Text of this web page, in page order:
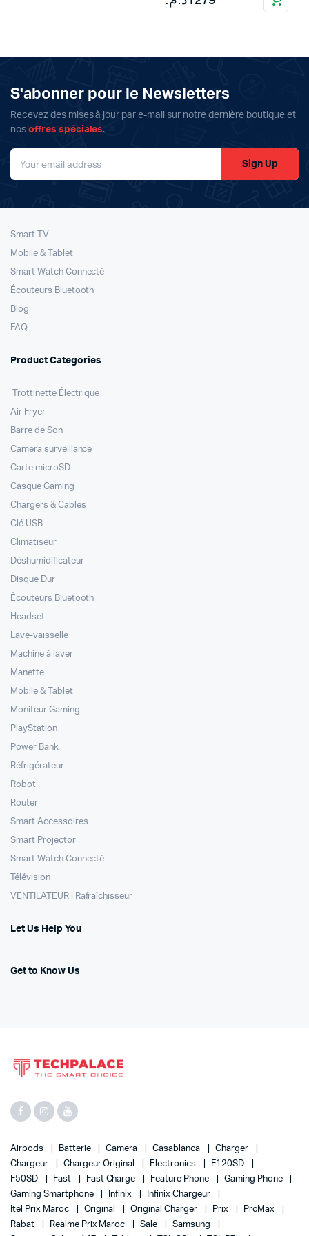
S'abonner pour le Newsletters
Recevez des mises à jour par e-mail sur notre dernière boutique et
nos offres spéciales.
Sign Up
Smart TV
Mobile & Tablet
Smart Watch Connecté
Écouteurs Bluetooth
Blog
FAQ
Product Categories
Trottinette Électrique
Air Fryer
Barre de Son
Camera surveillance
Carte microSD
Casque Gaming
Chargers & Cables
Clé USB
Climatiseur
Déshumidificateur
Disque Dur
Écouteurs Bluetooth
Headset
Lave-vaisselle
Machine à laver
Manette
Mobile & Tablet
Moniteur Gaming
PlayStation
Power Bank
Réfrigérateur
Robot
Router
Smart Accessoires
Smart Projector
Smart Watch Connecté
Télévision
VENTILATEUR | Rafraîchisseur
Let Us Help You
Get to Know Us
Airpods Batterie Camera Casablanca
Charger
Chargeur
Chargeur Original Electronics
F120SD
F50SD
Fast Fast Charge Feature Phone
Gaming Phone
Gaming Smartphone
Infinix
Infinix Chargeur
Itel Prix Maroc
Original Original Charger Prix
ProMax
Rabat
Realme Prix Maroc Sale
Samsung